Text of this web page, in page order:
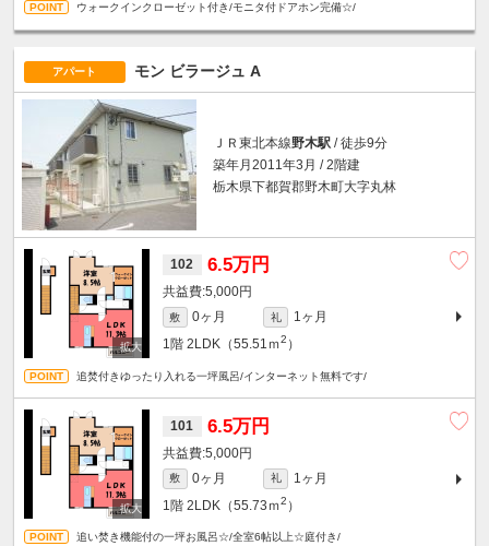
ウォークインクローゼット付き/モニタ付ドアホン完備☆/
アパート モン ビラージュ A
ＪＲ東北本線野木駅 / 徒歩9分
築年月2011年3月 / 2階建
栃木県下都賀郡野木町大字丸林
102 6.5万円
5,000円
敷 0ヶ月 礼
1ヶ月
1階 2LDK（55.51ｍ2 ）
追焚付きゆったり入れる一坪風呂/インターネット無料です/
101 6.5万円
5,000円
敷 0ヶ月 礼
1ヶ月
1階 2LDK（55.73ｍ2 ）
追い焚き機能付の一坪お風呂☆/全室6帖以上☆庭付き/